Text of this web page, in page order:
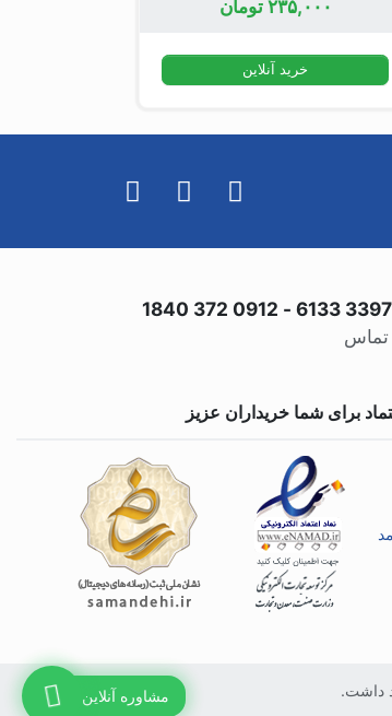
۲۳۵,۰۰۰ تومان
خرید آنلاین
-
0912 372 1840
تماس
برای شما خریداران عزیز
داشت.
مشاوره آنلاین